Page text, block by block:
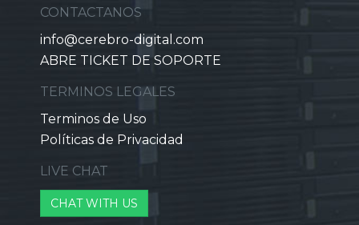
CONTACTANOS
info@cerebro-digital.com
ABRE TICKET DE SOPORTE
TERMINOS LEGALES
Terminos de Uso
Políticas de Privacidad
LIVE CHAT
CHAT WITH US